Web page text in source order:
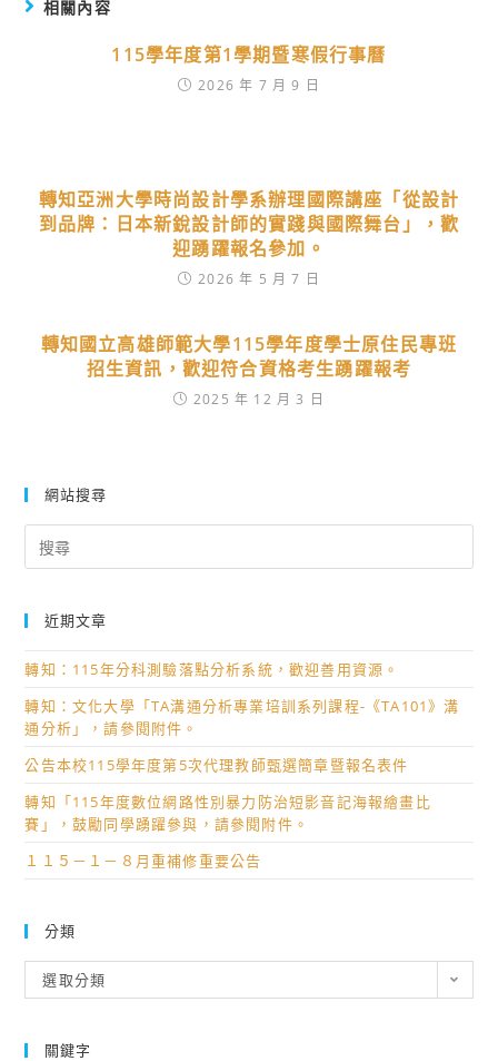
相關內容
115學年度第1學期暨寒假行事曆
2026 年 7 月 9 日
轉知亞洲大學時尚設計學系辦理國際講座「從設計
到品牌：日本新銳設計師的實踐與國際舞台」，歡
迎踴躍報名參加。
2026 年 5 月 7 日
轉知國立高雄師範大學115學年度學士原住民專班
招生資訊，歡迎符合資格考生踴躍報考
2025 年 12 月 3 日
網站搜尋
for:
近期文章
轉知：115年分科測驗落點分析系統，歡迎善用資源。
轉知：文化大學「TA溝通分析專業培訓系列課程-《TA101》溝
通分析」，請參閱附件。
公告本校115學年度第5次代理教師甄選簡章暨報名表件
轉知「115年度數位網路性別暴力防治短影音記海報繪畫比
賽」，鼓勵同學踴躍參與，請參閱附件。
１１５－１－８月重補修重要公告
分類
類
選取分類
關鍵字